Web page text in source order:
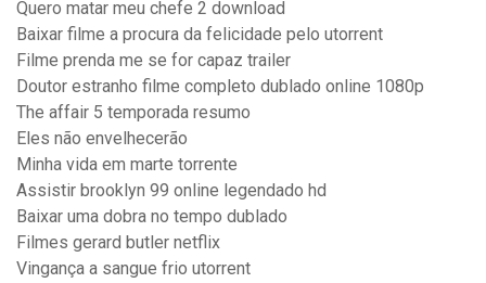
Quero matar meu chefe 2 download
Baixar filme a procura da felicidade pelo utorrent
Filme prenda me se for capaz trailer
Doutor estranho filme completo dublado online 1080p
The affair 5 temporada resumo
Eles não envelhecerão
Minha vida em marte torrente
Assistir brooklyn 99 online legendado hd
Baixar uma dobra no tempo dublado
Filmes gerard butler netflix
Vingança a sangue frio utorrent